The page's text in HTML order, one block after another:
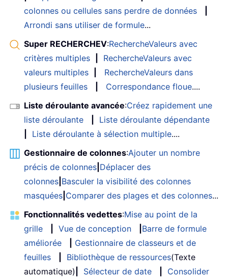
colonnes ou cellules sans perdre de données
Arrondi sans utiliser de formule...
Super RECHERCHEV:RechercheValeurs avec
critères multiples
RechercheValeurs avec
valeurs multiples
RechercheValeurs dans
plusieurs feuilles
Correspondance floue....
Liste déroulante avancée:Créez rapidement une
liste déroulante
Liste déroulante dépendante
Liste déroulante à sélection multiple....
Gestionnaire de colonnes:Ajouter un nombre
précis de colonnes Déplacer des
colonnes Basculer la visibilité des colonnes
masquées Comparer des plages et des colonnes...
Fonctionnalités vedettes:Mise au point de la
grille
Vue de conception
Barre de formule
améliorée
Gestionnaire de classeurs et de
feuilles
Bibliothèque de ressources(Texte
automatique)
Sélecteur de date
Consolider